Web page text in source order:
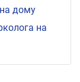
дому
на